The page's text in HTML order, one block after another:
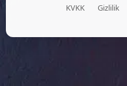
KVKK Gizlilik